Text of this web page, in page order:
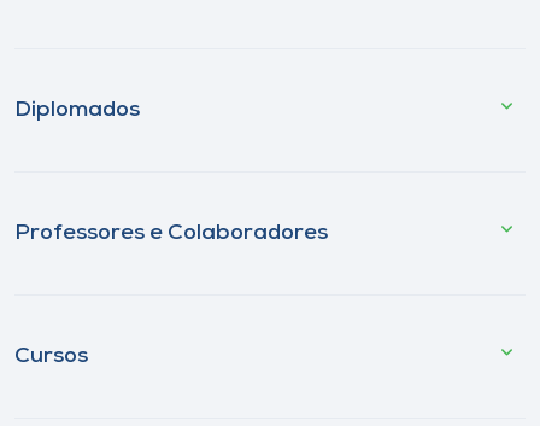
Diplomados
Professores e Colaboradores
Cursos